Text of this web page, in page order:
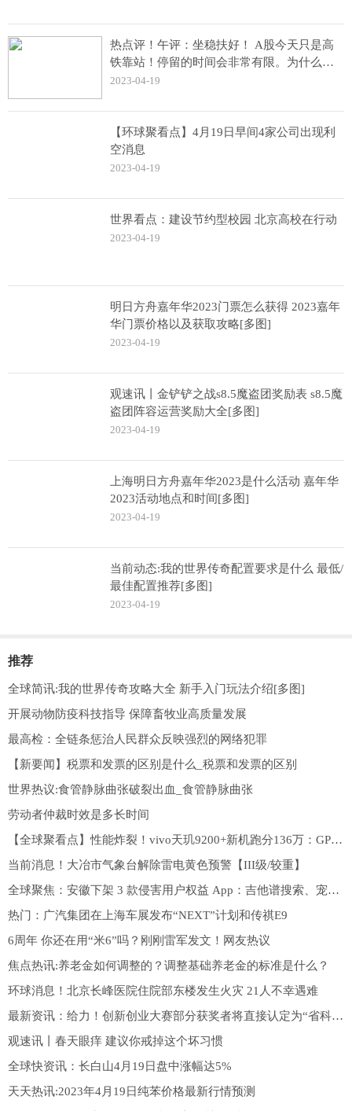
热点评！午评：坐稳扶好！ A股今天只是高
铁靠站！停留的时间会非常有限。为什么这
么讲？
2023-04-19
【环球聚看点】4月19日早间4家公司出现利
空消息
2023-04-19
世界看点：建设节约型校园 北京高校在行动
2023-04-19
明日方舟嘉年华2023门票怎么获得 2023嘉年
华门票价格以及获取攻略[多图]
2023-04-19
观速讯丨金铲铲之战s8.5魔盗团奖励表 s8.5魔
盗团阵容运营奖励大全[多图]
2023-04-19
上海明日方舟嘉年华2023是什么活动 嘉年华
2023活动地点和时间[多图]
2023-04-19
当前动态:我的世界传奇配置要求是什么 最低/
最佳配置推荐[多图]
2023-04-19
推荐
全球简讯:我的世界传奇攻略大全 新手入门玩法介绍[多图]
开展动物防疫科技指导 保障畜牧业高质量发展
最高检：全链条惩治人民群众反映强烈的网络犯罪
【新要闻】税票和发票的区别是什么_税票和发票的区别
世界热议:食管静脉曲张破裂出血_食管静脉曲张
劳动者仲裁时效是多长时间
【全球聚看点】性能炸裂！vivo天玑9200+新机跑分136万：GPU性能大幅提升
当前消息！大冶市气象台解除雷电黄色预警【III级/较重】
全球聚焦：安徽下架 3 款侵害用户权益 App：吉他谱搜索、宠帮邦、福恋
热门：广汽集团在上海车展发布“NEXT”计划和传祺E9
6周年 你还在用“米6”吗？刚刚雷军发文！网友热议
焦点热讯:养老金如何调整的？调整基础养老金的标准是什么？
环球消息！北京长峰医院住院部东楼发生火灾 21人不幸遇难
最新资讯：给力！创新创业大赛部分获奖者将直接认定为“省科技创业领军人才”
观速讯丨春天眼痒 建议你戒掉这个坏习惯
全球快资讯：长白山4月19日盘中涨幅达5%
天天热讯:2023年4月19日纯苯价格最新行情预测